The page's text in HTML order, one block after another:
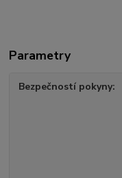
Parametry
Bezpečností pokyny